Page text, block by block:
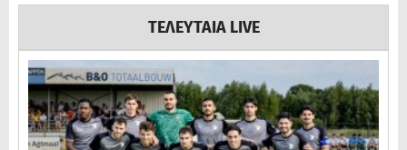
ΤΕΛΕΥΤΑΙΑ LIVE